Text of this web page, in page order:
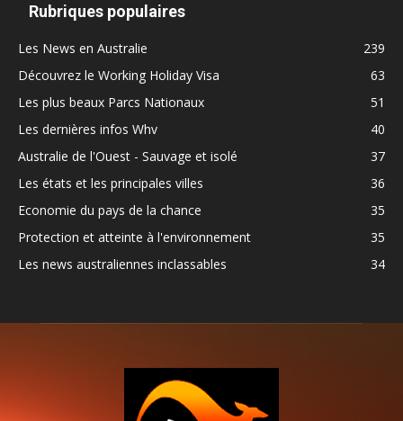
Rubriques populaires
Les News en Australie
239
Découvrez le Working Holiday Visa
63
Les plus beaux Parcs Nationaux
51
Les dernières infos Whv
40
Australie de l'Ouest - Sauvage et isolé
37
Les états et les principales villes
36
Economie du pays de la chance
35
Protection et atteinte à l'environnement
35
Les news australiennes inclassables
34